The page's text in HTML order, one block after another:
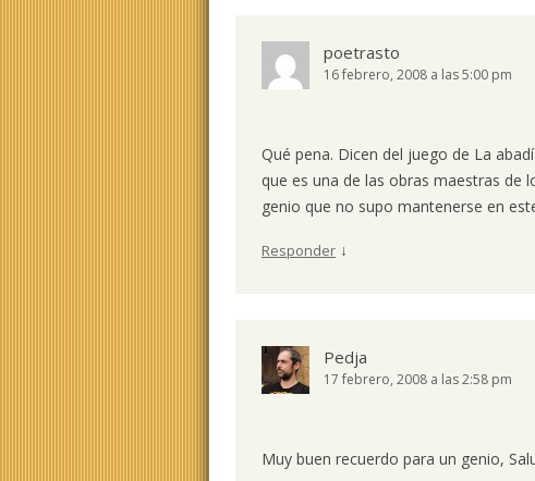
poetrasto
16 febrero, 2008 a las 5:00 pm
Qué pena. Dicen del juego de La
que es una de las obras maestras de
genio que no supo mantenerse en
Responder ↓
Pedja
17 febrero, 2008 a las 2:58 pm
Muy buen recuerdo para un genio,